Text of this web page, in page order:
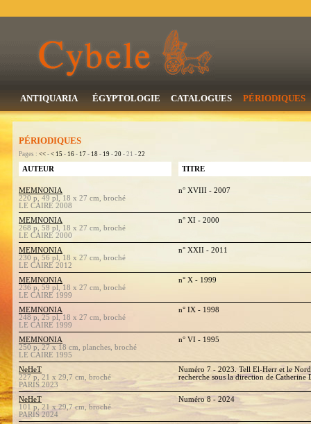
ANTIQUARIA ÉGYPTOLOGIE CATALOGUES PÉRIODIQUES
PÉRIODIQUES
Pages : << - < 15 - 16 - 17 - 18 - 19 - 20 - 21 - 22
AUTEUR TITRE
MEMNONIA
220 p, 49 pl, 18 x 27 cm, broché
LE CAIRE 2008
n° XVIII - 2007
MEMNONIA
268 p, 58 pl, 18 x 27 cm, broché
LE CAIRE 2000
n° XI - 2000
MEMNONIA
230 p, 56 pl, 18 x 27 cm, broché
LE CAIRE 2012
n° XXII - 2011
MEMNONIA
236 p, 59 pl, 18 x 27 cm, broché
LE CAIRE 1999
n° X - 1999
MEMNONIA
248 p, 25 pl, 18 x 27 cm, broché
LE CAIRE 1999
n° IX - 1998
MEMNONIA
250 p, 27 x 18 cm, planches, broché
LE CAIRE 1995
n° VI - 1995
NeHeT
227 p, 21 x 29,7 cm, broché
PARIS 2023
Numéro 7 - 2023. Tell El-Herr et le
recherche sous la direction de Catherine
NeHeT
101 p, 21 x 29,7 cm, broché
PARIS 2024
Numéro 8 - 2024